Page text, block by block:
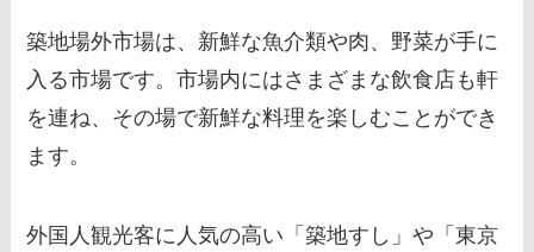
築地場外市場は、新鮮な魚介類や肉、野菜が手に
入る市場です。市場内にはさまざまな飲食店も軒
を連ね、その場で新鮮な料理を楽しむことができ
ます。
外国人観光客に人気の高い「築地すし」や「東京